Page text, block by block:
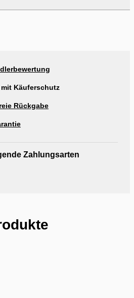
Käuferschutz
Rückgabe
Zahlungsarten